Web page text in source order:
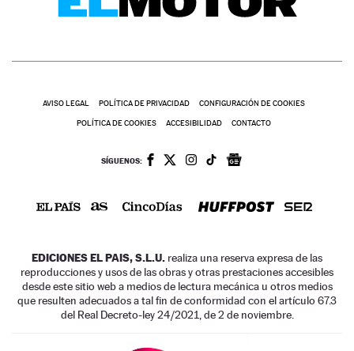
AVISO LEGAL POLÍTICA DE PRIVACIDAD CONFIGURACIÓN DE COOKIES
POLÍTICA DE COOKIES ACCESIBILIDAD CONTACTO
SÍGUENOS:
EDICIONES EL PAIS, S.L.U. realiza una reserva expresa de las
reproducciones y usos de las obras y otras prestaciones accesibles
desde este sitio web a medios de lectura mecánica u otros medios
que resulten adecuados a tal fin de conformidad con el artículo 67.3
del Real Decreto-ley 24/2021, de 2 de noviembre.